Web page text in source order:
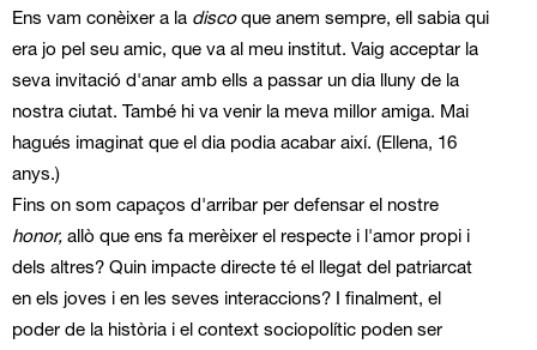
Ens vam conèixer a la discoque anem sempre, ell sabia qui
era jo pel seu amic, que va al meu institut. Vaig acceptar la
seva invitació d'anar amb ells a passar un dia lluny de la
nostra ciutat. També hi va venir la meva millor amiga. Mai
hagués imaginat que el dia podia acabar així. (Ellena, 16
anys.)
Fins on som capaços d'arribar per defensar el nostre
honor,allò que ens fa merèixer el respecte i l'amor propi i
dels altres? Quin impacte directe té el llegat del patriarcat
en els joves i en les seves interaccions? I finalment, el
poder de la història i el context sociopolític poden ser